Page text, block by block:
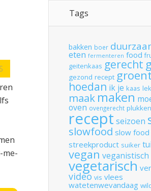
me-
Tags
bakken boer
eten fermenteren food
geitenkaas gerecht
gezond recept
hoedan ik je kaas
maak maken
oven ovengerecht plukken
recept seizoen
slowfood slow food
streekproduct suiker
vegan veganistisch
vegetarisch
video vis vlees
watetenwevandaag